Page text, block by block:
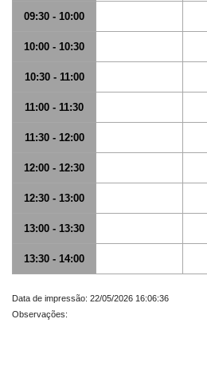
09:30 - 10:00
10:00 - 10:30
10:30 - 11:00
11:00 - 11:30
11:30 - 12:00
12:00 - 12:30
12:30 - 13:00
13:00 - 13:30
13:30 - 14:00
Data de impressão: 22/05/2026 16:06:36
Observações: